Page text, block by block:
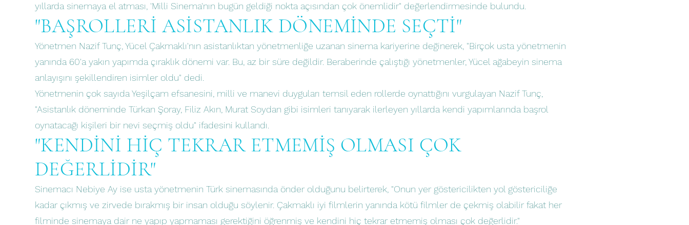
yıllarda sinemaya el atması, 'Milli Sinema'nın bugün geldiği nokta açısından çok önemlidir" değerlendirmesinde bulundu.
"BAŞROLLERİ ASİSTANLIK DÖNEMİNDE SEÇTİ"
Yönetmen Nazif Tunç, Yücel Çakmaklı'nın asistanlıktan yönetmenliğe uzanan sinema kariyerine değinerek, "Birçok usta yönetmenin
yanında 60'a yakın yapımda çıraklık dönemi var. Bu, az bir süre değildir. Beraberinde çalıştığı yönetmenler, Yücel ağabeyin sinema
anlayışını şekillendiren isimler oldu" dedi.
Yönetmenin çok sayıda Yeşilçam efsanesini, milli ve manevi duyguları temsil eden rollerde oynattığını vurgulayan Nazif Tunç,
"Asistanlık döneminde Türkan Şoray, Filiz Akın, Murat Soydan gibi isimleri tanıyarak ilerleyen yıllarda kendi yapımlarında başrol
oynatacağı kişileri bir nevi seçmiş oldu" ifadesini kullandı.
"KENDİNİ HİÇ TEKRAR ETMEMİŞ OLMASI ÇOK
DEĞERLİDİR"
Sinemacı Nebiye Ay ise usta yönetmenin Türk sinemasında önder olduğunu belirterek, "Onun yer göstericilikten yol göstericiliğe
kadar çıkmış ve zirvede bırakmış bir insan olduğu söylenir. Çakmaklı iyi filmlerin yanında kötü filmler de çekmiş olabilir fakat her
filminde sinemaya dair ne yapıp yapmaması gerektiğini öğrenmiş ve kendini hiç tekrar etmemiş olması çok değerlidir."